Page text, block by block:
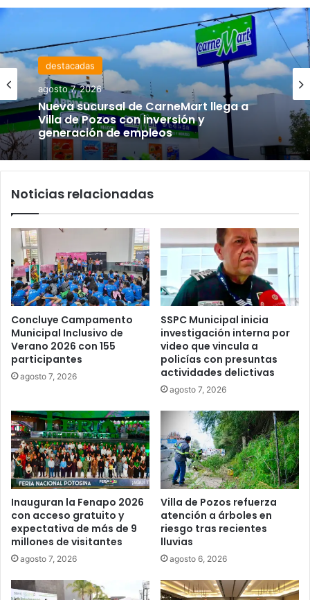
destacadas
agosto 7, 2026
Nueva sucursal de CarneMart llega a
Villa de Pozos con inversión y
generación de empleos
Noticias relacionadas
Concluye Campamento
Municipal Inclusivo de
Verano 2026 con 155
participantes
agosto 7, 2026
SSPC Municipal inicia
investigación interna por
video que vincula a
policías con presuntas
actividades delictivas
agosto 7, 2026
Inauguran la Fenapo 2026
con acceso gratuito y
expectativa de más de 9
millones de visitantes
agosto 7, 2026
Villa de Pozos refuerza
atención a árboles en
riesgo tras recientes
lluvias
agosto 6, 2026